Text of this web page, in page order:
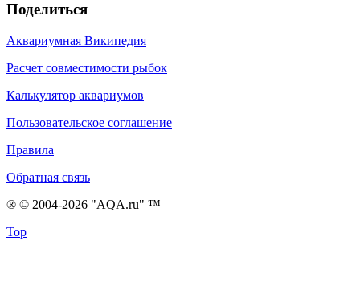
Поделиться
Аквариумная Википедия
Расчет совместимости рыбок
Калькулятор аквариумов
Пользовательское соглашение
Правила
Обратная связь
® © 2004-2026 "AQA.ru" ™
Top